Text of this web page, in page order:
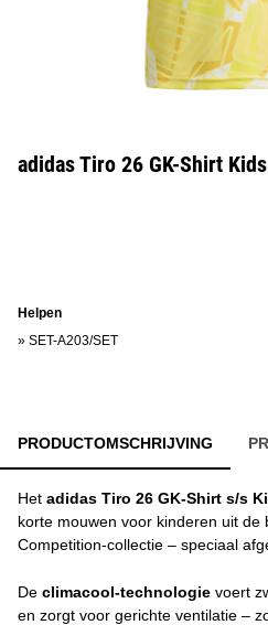
adidas Tiro 26 GK-Shirt Kids
Helpen
» SET-A203/SET
PRODUCTOMSCHRIJVING
Het adidas Tiro 26 GK-Shirt s/s
korte mouwen voor kinderen uit de
Competition-collectie – speciaal
De climacool-technologie voert
en zorgt voor gerichte ventilatie –